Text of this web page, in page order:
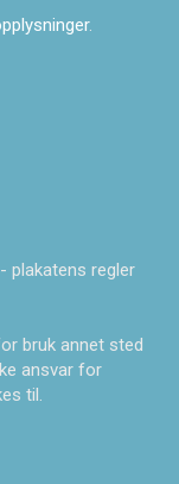
.
plakatens regler
bruk annet sted
ansvar for
til.